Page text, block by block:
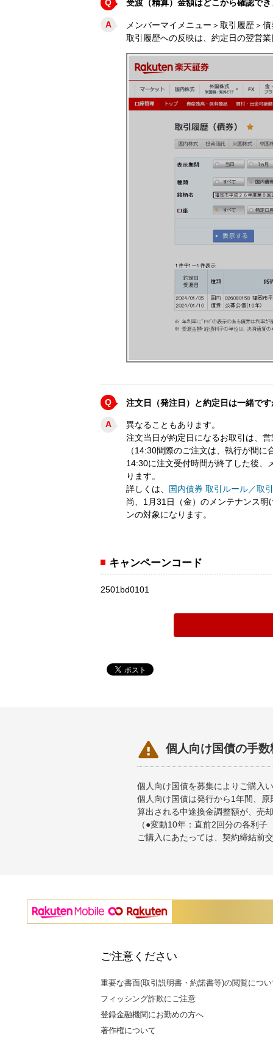
Q 受渡（精算）金額はどこから確認で
A
メンバーマイメニュー＞取引履歴＞
取引履歴への反映は、約定日の翌営
Q 注文日（発注日）と約定日は一緒で
A
異なることもあります。
注文当日が約定日になるお取引は、
（14:30間際のご注文は、執行が間
14:30に注文受付時間が終了した後、
ります。
詳しくは、 国内債券 取引ルール／取
尚、1月31日（金）のメンテナンス
ンの対象になります。
キャンペーンコード
2501bd0101
 個人向け国債の手
個人向け国債を募集によりご購入
個人向け国債は発行から1年間、
算出される中途換金調整額が、売
（●変動10年：直前2回分の各利
ご購入にあたっては、契約締結前
ご注意ください
重要な書面(取引説明書・約諾書等)の閲覧につ
フィッシング詐欺にご注意
登録金融機関にお勤めの方へ
著作権について